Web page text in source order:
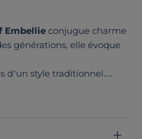
Embellie conjugue charme
générations, elle évoque
d’un style traditionnel
visibles,
en bois. Le fond et
met en valeur livres, objets